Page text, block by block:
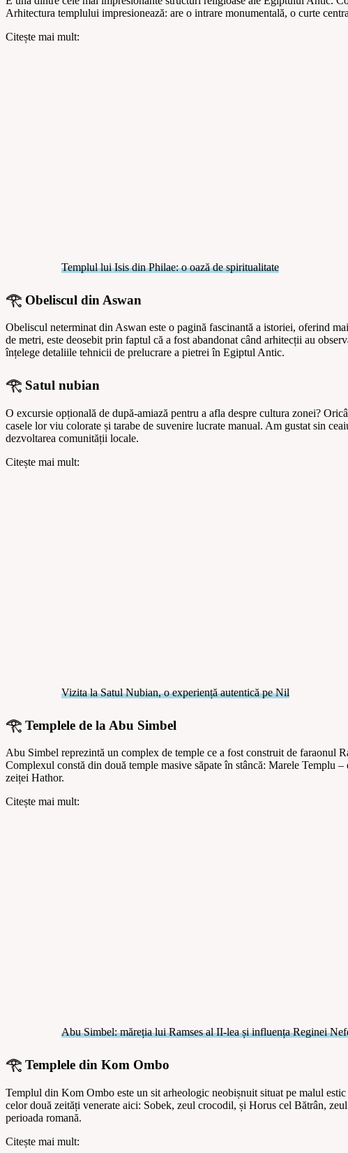
Arhitectura templului impresionează: are o intrare monumentală, o curte
Citește mai mult:
Templul lui Isis din Philae: o oază de spiritualitate
𓂀 Obeliscul din Aswan
Obeliscul neterminat din Aswan este o pagină fascinantă a istoriei, oferind
de metri, este deosebit prin faptul că a fost abandonat când arhitecții au
înțelege detaliile tehnicii de prelucrare a pietrei în Egiptul Antic.
𓂀 Satul nubian
O excursie opțională de după-amiază pentru a afla despre cultura zonei?
casele lor viu colorate și tarabe de suvenire lucrate manual. Am gustat sin
dezvoltarea comunității locale.
Citește mai mult:
Vizita la Satul Nubian, o experiență autentică pe Nil
𓂀 Templele de la Abu Simbel
Abu Simbel reprezintă un complex de temple ce a fost construit de faraonul
Complexul constă din două temple masive săpate în stâncă: Marele
zeiței Hathor.
Citește mai mult:
Abu Simbel: măreția lui Ramses al II-lea și influența Reginei
𓂀 Templele din Kom Ombo
Templul din Kom Ombo este un sit arheologic neobișnuit situat pe malul
celor două zeități venerate aici: Sobek, zeul crocodil, și Horus cel Bătrân,
perioada romană.
Citește mai mult: